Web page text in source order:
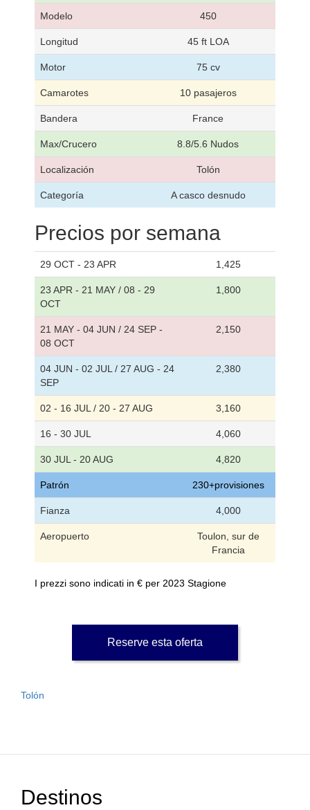
Modelo 450
Longitud 45 ft LOA
Motor 75 cv
Camarotes 10 pasajeros
Bandera France
Max/Crucero 8.8/5.6 Nudos
Localización Tolón
Categoría A casco desnudo
Precios por semana
29 OCT - 23 APR 1,425
23 APR - 21 MAY / 08 - 29
OCT
1,800
21 MAY - 04 JUN / 24 SEP -
08 OCT
2,150
04 JUN - 02 JUL / 27 AUG - 24
SEP
2,380
02 - 16 JUL / 20 - 27 AUG 3,160
16 - 30 JUL 4,060
30 JUL - 20 AUG 4,820
Patrón 230+provisiones
Fianza 4,000
Aeropuerto
Toulon, sur de
Francia
I prezzi sono indicati in € per 2023 Stagione
Reserve esta oferta
Tolón
Destinos